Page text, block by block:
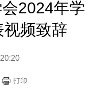
2024年学
频致辞
打印